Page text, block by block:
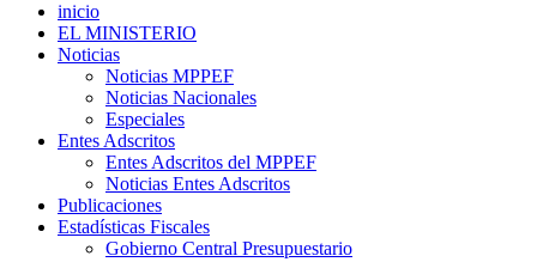
inicio
EL MINISTERIO
Noticias
Noticias MPPEF
Noticias Nacionales
Especiales
Entes Adscritos
Entes Adscritos del MPPEF
Noticias Entes Adscritos
Publicaciones
Estadísticas Fiscales
Gobierno Central Presupuestario